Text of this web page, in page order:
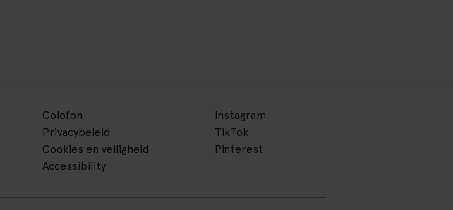
Colofon
Privacybeleid
Cookies en veiligheid
Accessibility
Instagram
TikTok
Pinterest